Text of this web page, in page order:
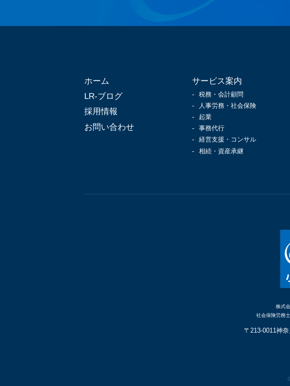
ホーム
LR-ブログ
採用情報
お問い合わせ
サービス案内
税務・会計顧問
人事労務・社会保険
起業
事務代行
経営支援・コンサル
相続・資産承継
株式
社会保険労務
〒213-0011神